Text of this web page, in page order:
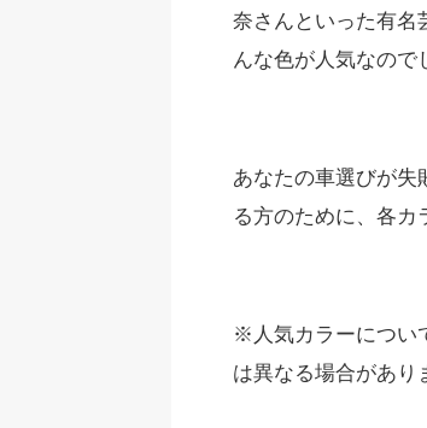
奈さんといった有名
んな色が人気なので
あなたの車選びが失
る方のために、各カ
※人気カラーについ
は異なる場合があり